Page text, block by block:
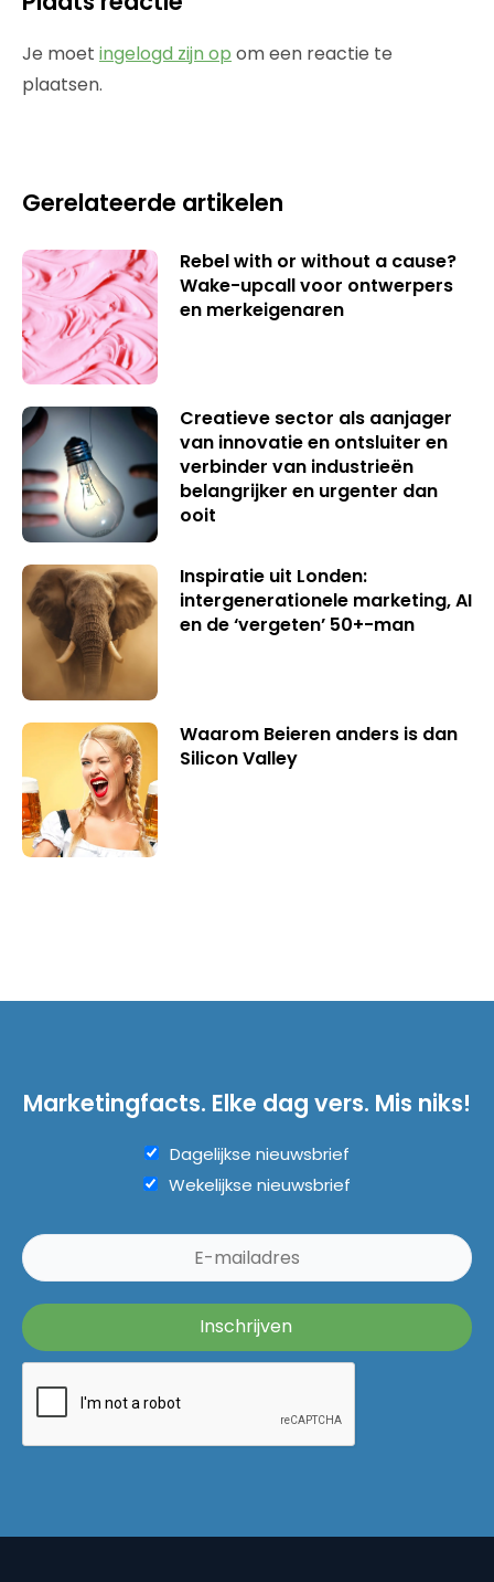
Je moet ingelogd zijn op om een reactie te
plaatsen.
Gerelateerde artikelen
Rebel with or without a cause?
Wake-upcall voor ontwerpers
en merkeigenaren
Creatieve sector als aanjager
van innovatie en ontsluiter en
verbinder van industrieën
belangrijker en urgenter dan
ooit
Inspiratie uit Londen:
intergenerationele marketing, AI
en de ‘vergeten’ 50+-man
Waarom Beieren anders is dan
Silicon Valley
Marketingfacts. Elke dag vers. Mis niks!
Dagelijkse nieuwsbrief
Wekelijkse nieuwsbrief